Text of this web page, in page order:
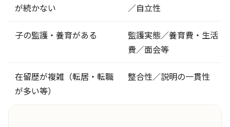
が続かない
／自立性
子の監護・養育がある
監護実態／養育費・生活
費／面会等
在留歴が複雑（転居・転職
が多い等）
整合性／説明の一貫性